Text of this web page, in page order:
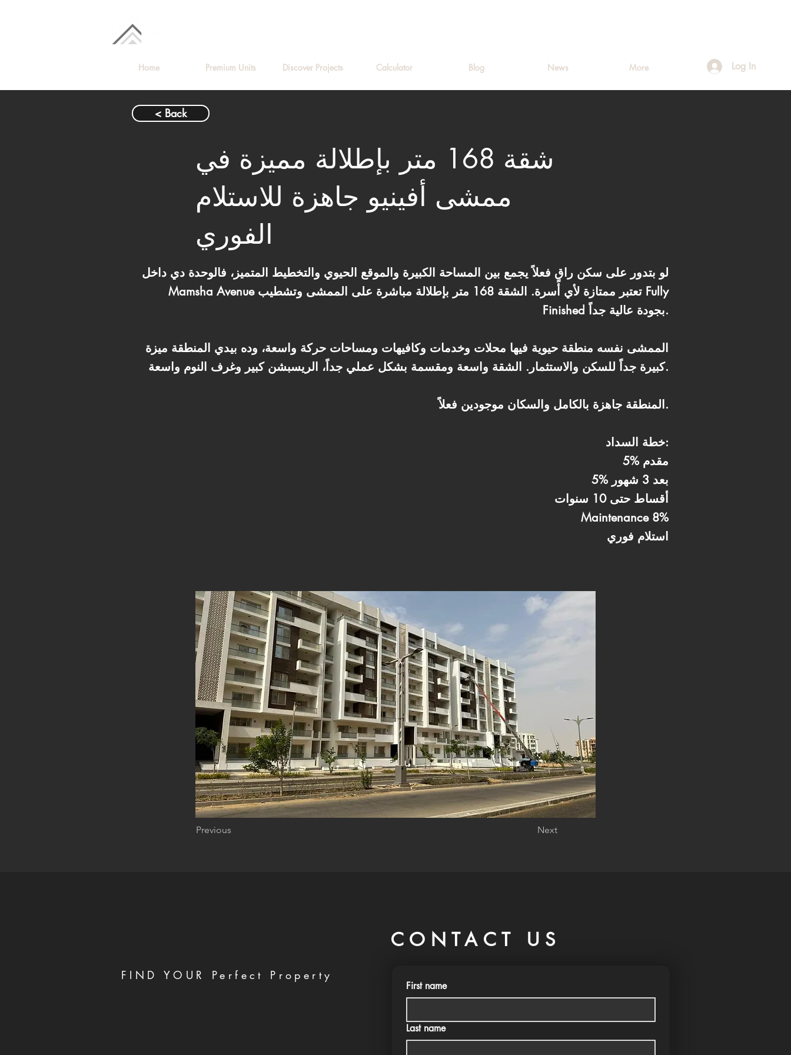
Home Premium Units Discover Projects Calculator Blog News More Log In
< Back
شقة 168 متر بإطلالة مميزة في
ممشى أفينيو جاهزة للاستلام
الفوري
لو بتدور على سكن راقٍ فعلاً يجمع بين المساحة الكبيرة والموقع الحيوي والتخطيط المتميز، فالوحدة دي داخل
Mamsha Avenue تعتبر ممتازة لأي أسرة. الشقة 168 متر بإطلالة مباشرة على الممشى وتشطيب Fully
Finished بجودة عالية جداً.
الممشى نفسه منطقة حيوية فيها محلات وخدمات وكافيهات ومساحات حركة واسعة، وده بيدي المنطقة ميزة
كبيرة جداً للسكن والاستثمار. الشقة واسعة ومقسمة بشكل عملي جداً، الريسبشن كبير وغرف النوم واسعة.
المنطقة جاهزة بالكامل والسكان موجودين فعلاً.
خطة السداد:
5% مقدم
5% بعد 3 شهور
أقساط حتى 10 سنوات
Maintenance 8%
استلام فوري
Previous Next
CONTACT US
FIND YOUR Perfect Property
First name
Last name